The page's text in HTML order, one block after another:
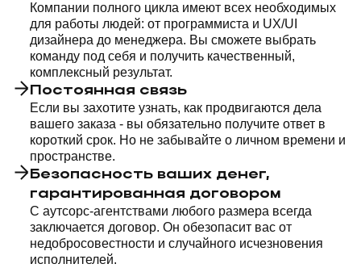
Компании полного цикла имеют всех необходимых
для работы людей: от программиста и UX/UI
дизайнера до менеджера. Вы сможете выбрать
команду под себя и получить качественный,
комплексный результат.
Постоянная связь
Если вы захотите узнать, как продвигаются дела
вашего заказа - вы обязательно получите ответ в
короткий срок. Но не забывайте о личном времени и
пространстве.
Безопасность ваших денег,
гарантированная договором
С аутсорс-агентствами любого размера всегда
заключается договор. Он обезопасит вас от
недобросовестности и случайного исчезновения
исполнителей.